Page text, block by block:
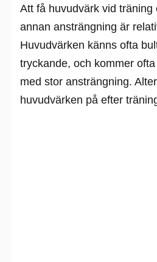
Att få huvudvärk vid träning
annan ansträngning är
Huvudvärken känns ofta
tryckande, och kommer
med stor ansträngning.
huvudvärken på efter